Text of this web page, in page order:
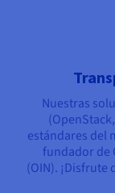
Nuestras
estándares del
fundador de
(OIN).